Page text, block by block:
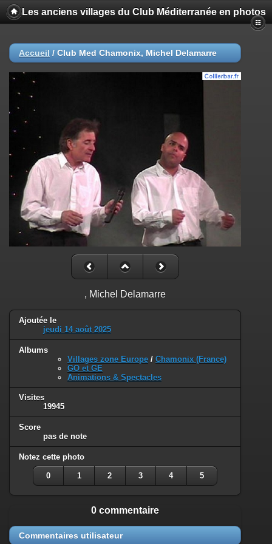
Les anciens villages du Club Méditerranée en photos
Accueil / Club Med Chamonix, Michel Delamarre
, Michel Delamarre
Ajoutée le
jeudi 14 août 2025
Albums
Villages zone Europe / Chamonix (France)
GO et GE
Animations & Spectacles
Visites
19945
Score
pas de note
Notez cette photo
0 1 2 3 4 5
0 commentaire
Commentaires utilisateur